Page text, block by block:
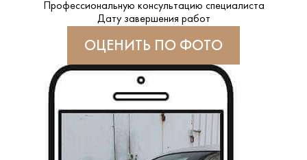
Профессиональную консультацию специалиста
Дату завершения работ
ОЦЕНИТЬ ПО ФОТО